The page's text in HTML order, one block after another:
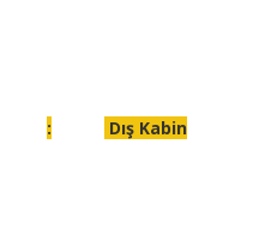
Dış Kabin: